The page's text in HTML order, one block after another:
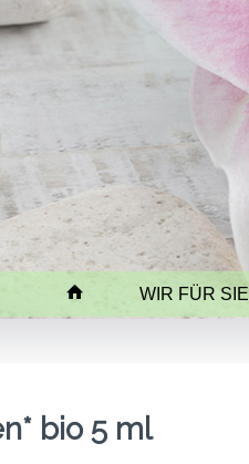
WIR FÜR SIE
bio 5 ml